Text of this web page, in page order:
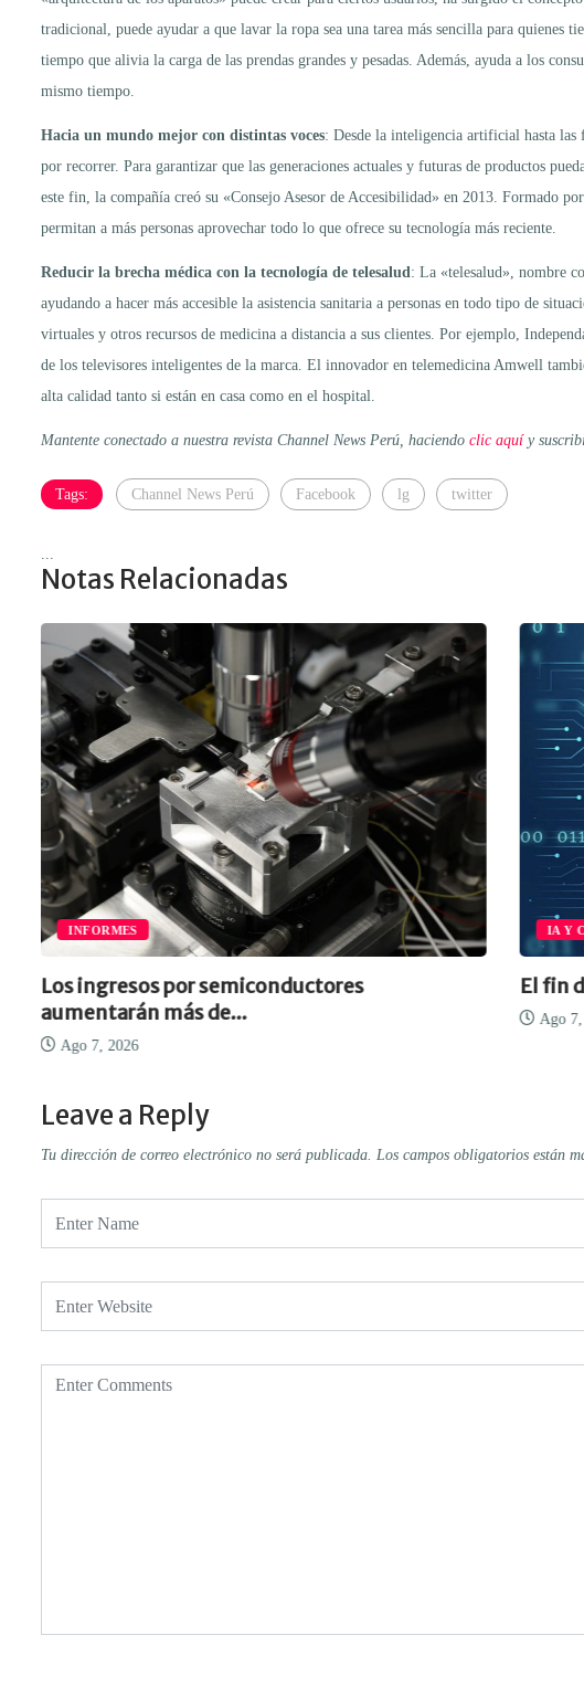
tradicional, puede ayudar a que lavar la ropa sea una tarea más sencilla para
tiempo que alivia la carga de las prendas grandes y pesadas. Además, ayuda a los
mismo tiempo.
Hacia un mundo mejor con distintas voces: Desde la inteligencia artificial hasta las
por recorrer. Para garantizar que las generaciones actuales y futuras de productos
este fin, la compañía creó su «Consejo Asesor de Accesibilidad» en 2013. Formado
permitan a más personas aprovechar todo lo que ofrece su tecnología más reciente.
Reducir la brecha médica con la tecnología de telesalud : La «telesalud», nombre
ayudando a hacer más accesible la asistencia sanitaria a personas en todo tipo de
virtuales y otros recursos de medicina a distancia a sus clientes. Por ejemplo,
de los televisores inteligentes de la marca. El innovador en telemedicina Amwell
alta calidad tanto si están en casa como en el hospital.
Mantente conectado a nuestra revista Channel News Perú, haciendo clic aquíy
Tags: Channel News Perú Facebook lg twitter
Notas Relacionadas
INFORMES
Los ingresos por semiconductores
aumentarán más de...
Ago 7, 2026
IA Y
El fin
Ago
Leave a Reply
Tu dirección de correo electrónico no será publicada. Los campos obligatorios están